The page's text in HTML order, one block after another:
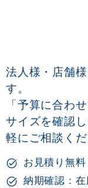
法人様・店舗
す。
「予算に合わ
サイズを確認
軽にご相談くだ
お見積り無
納期確認：在